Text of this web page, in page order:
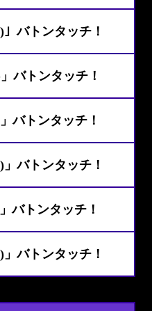
バトンタッチ！
バトンタッチ！
バトンタッチ！
バトンタッチ！
バトンタッチ！
バトンタッチ！